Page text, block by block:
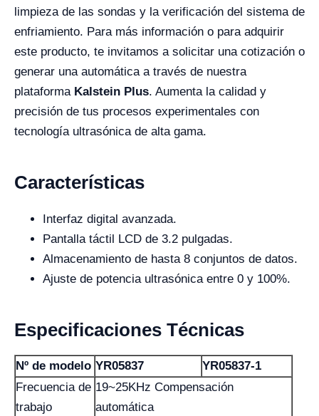
limpieza de las sondas y la verificación del sistema de
enfriamiento. Para más información o para adquirir
este producto, te invitamos a solicitar una cotización o
generar una automática a través de nuestra
plataforma Kalstein Plus. Aumenta la calidad y
precisión de tus procesos experimentales con
tecnología ultrasónica de alta gama.
Características
Interfaz digital avanzada.
Pantalla táctil LCD de 3.2 pulgadas.
Almacenamiento de hasta 8 conjuntos de datos.
Ajuste de potencia ultrasónica entre 0 y 100%.
Especificaciones Técnicas
Nº de modelo YR05837
YR05837-1
Frecuencia de
trabajo
19~25KHz Compensación
automática